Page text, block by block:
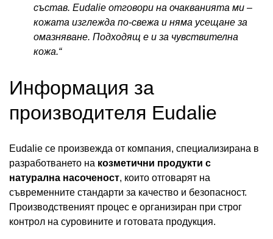
състав. Eudalie отговори на очакванията ми –
кожата изглежда по-свежа и няма усещане за
омазняване. Подходящ е и за чувствителна
кожа.“
Информация за
производителя Eudalie
Eudalie се произвежда от компания, специализирана в
разработването на козметични продукти с
натурална насоченост, които отговарят на
съвременните стандарти за качество и безопасност.
Производственият процес е организиран при строг
контрол на суровините и готовата продукция.